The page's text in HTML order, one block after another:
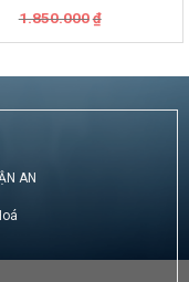
1.850.000 ₫
là:
tại
1.500.000₫.
AN